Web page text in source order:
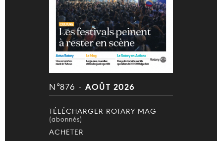
N°876 - AOÛT 2026
TÉLÉCHARGER ROTARY MAG
(abonnés)
ACHETER